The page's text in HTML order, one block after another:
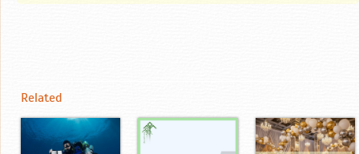
Related